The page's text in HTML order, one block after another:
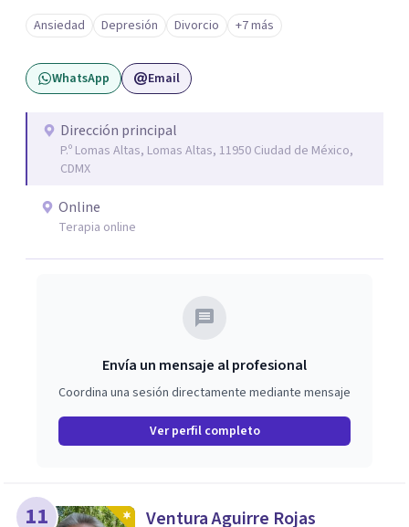
sensible y profundamente humana del sufrimiento
psicológico. Trabajo desde un enfoque integral que
combina la Psicología Existencial, la Logoterapia, el
Análisis Conductual y la Terapia Dialéctico Conductual.
a personas que atraviesan ansiedad persistente, estados
depresivos, agotamiento emocional, pensamientos
negativos recurrentes o dificultades para regular sus
emociones, integrando herramientas basadas en
evidencia con una comprensión profunda de la historia y
Ansiedad Depresión Divorcio +7 más
WhatsApp Email
Dirección principal
P.º Lomas Altas, Lomas Altas, 11950 Ciudad de México,
CDMX
Online
Terapia online
Envía un mensaje al profesional
Coordina una sesión directamente mediante mensaje
Ver perfil completo
11 Ventura Aguirre Rojas